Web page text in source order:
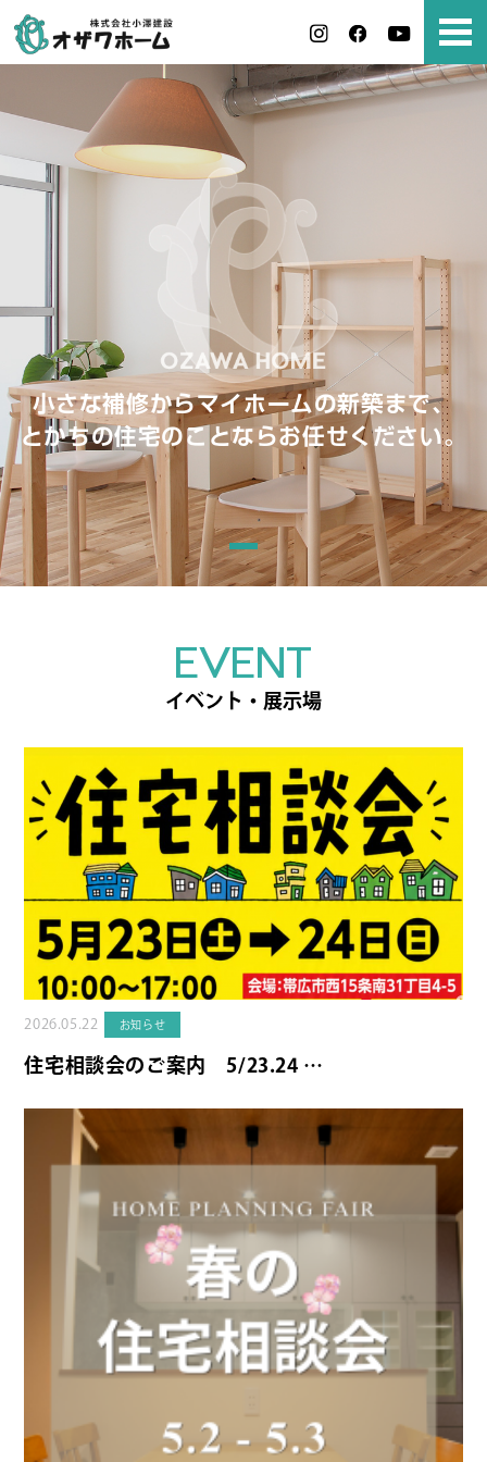
小さな補修からマイホームの新築まで、
とかちの住宅のことならお任せください。
EVENT
イベント・展示場
2026.05.22 お知らせ
住宅相談会のご案内 5/23.24 …